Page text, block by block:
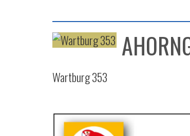
Wartburg 353